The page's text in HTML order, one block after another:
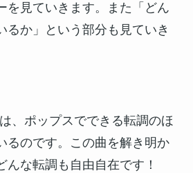
を見ていきます。また「どん
るか」という部分も見ていき
、ポップスでできる転調のほ
るのです。この曲を解き明か
んな転調も自由自在です！